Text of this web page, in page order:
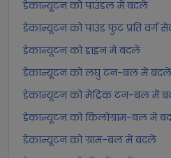
डेकान्यूटन को पाउंडल में बदलें
डेकान्यूटन को पाउंड फुट प्रति वर्ग
डेकान्यूटन को डाइन में बदलें
डेकान्यूटन को लघु टन-बल में बदलें
डेकान्यूटन को मेट्रिक टन-बल में
डेकान्यूटन को किलोग्राम-बल में
डेकान्यूटन को ग्राम-बल में बदलें